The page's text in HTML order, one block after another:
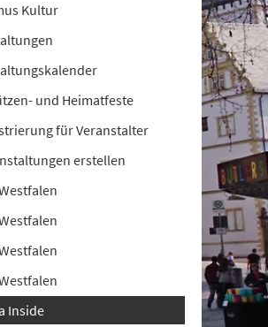
Kultur
und Heimatfeste
für Veranstalter
erstellen
Inside